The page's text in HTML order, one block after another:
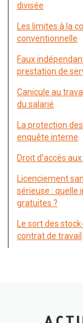
divisée
Les limites à la
conventionnelle
Faux
prestation de
Canicule au
du salarié
La protection
enquête interne
Droit d’accès
Licenciement
sérieuse : quelle
gratuites ?
Le sort des
contrat de travail